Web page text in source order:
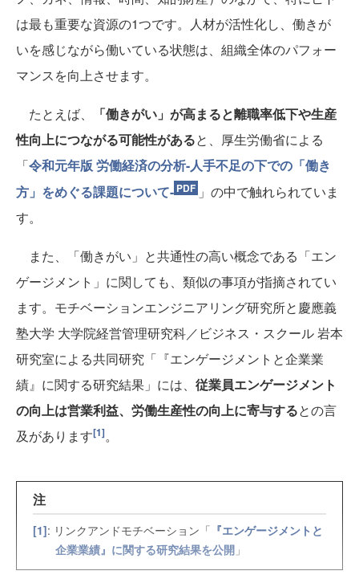
は最も重要な資源の1つです。人材が活性化し、働きが
いを感じながら働いている状態は、組織全体のパフォー
マンスを向上させます。
たとえば、
「働きがい」が高まると離職率低下や生産
性向上につながる可能性があると、厚生労働省による
「令和元年版 労働経済の分析-人手不足の下での「働き
方」をめぐる課題について-
」の中で触れられていま
す。
また、「働きがい」と共通性の高い概念である「エン
ゲージメント」に関しても、類似の事項が指摘されてい
ます。モチベーションエンジニアリング研究所と慶應義
塾大学 大学院経営管理研究科／ビジネス・スクール 岩本
研究室による共同研究「『エンゲージメントと企業業
績』に関する研究結果」には、 従業員エンゲージメント
の向上は営業利益、労働生産性の向上に寄与するとの言
及があります[1]。
注
[1]: リンクアンドモチベーション「 『エンゲージメントと
企業業績』に関する研究結果を公開」